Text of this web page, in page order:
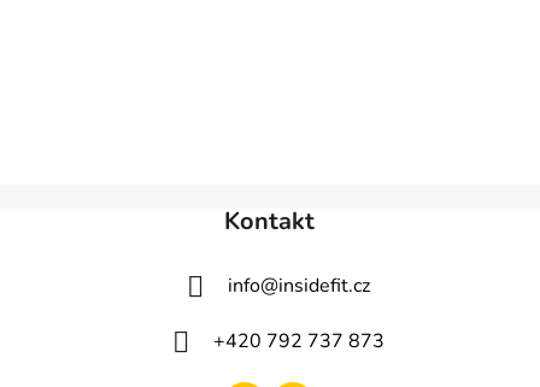
Kontakt
info@insidefit.cz
+420 792 737 873